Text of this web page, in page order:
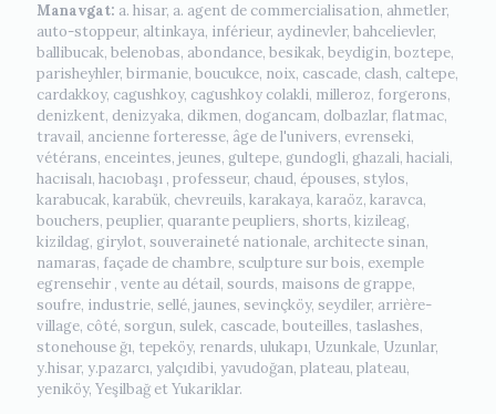
Manavgat: a. hisar, a. agent de commercialisation, ahmetler,
auto-stoppeur, altinkaya, inférieur, aydinevler, bahcelievler,
ballibucak, belenobas, abondance, besikak, beydigin, boztepe,
parisheyhler, birmanie, boucukce, noix, cascade, clash, caltepe,
cardakkoy, cagushkoy, cagushkoy colakli, milleroz, forgerons,
denizkent, denizyaka, dikmen, dogancam, dolbazlar, flatmac,
travail, ancienne forteresse, âge de l'univers, evrenseki,
vétérans, enceintes, jeunes, gultepe, gundogli, ghazali, haciali,
hacıisalı, hacıobaşı , professeur, chaud, épouses, stylos,
karabucak, karabük, chevreuils, karakaya, karaöz, karavca,
bouchers, peuplier, quarante peupliers, shorts, kizileag,
kizildag, girylot, souveraineté nationale, architecte sinan,
namaras, façade de chambre, sculpture sur bois, exemple
egrensehir , vente au détail, sourds, maisons de grappe,
soufre, industrie, sellé, jaunes, sevinçköy, seydiler, arrière-
village, côté, sorgun, sulek, cascade, bouteilles, taslashes,
stonehouse ğı, tepeköy, renards, ulukapı, Uzunkale, Uzunlar,
y.hisar, y.pazarcı, yalçıdibi, yavudoğan, plateau, plateau,
yeniköy, Yeşilbağ et Yukariklar.